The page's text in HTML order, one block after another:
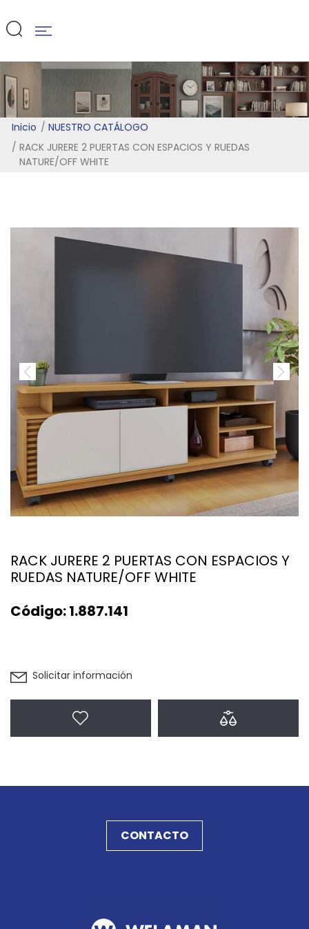
Inicio
NUESTRO CATÁLOGO
RACK JURERE 2 PUERTAS CON ESPACIOS Y RUEDAS
NATURE/OFF WHITE
RACK JURERE 2 PUERTAS CON ESPACIOS Y
RUEDAS NATURE/OFF WHITE
Código:1.887.141
Solicitar información
CONTACTO